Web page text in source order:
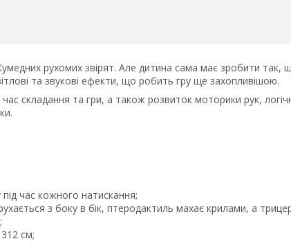
рухомих звірят. Але дитина сама має зробити
та звукові ефекти, що робить гру ще захопливішою.
складання та гри, а також розвиток моторики рук,
під час кожного натискання;
з боку в бік, птеродактиль махає крилами, а
см;